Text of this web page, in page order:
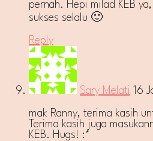
pernah. Hepi milad KEB
sukses selalu 🙂
Reply
Sary Melati 16
mak Ranny, terima kasih
Terima kasih juga
KEB. Hugs! :*